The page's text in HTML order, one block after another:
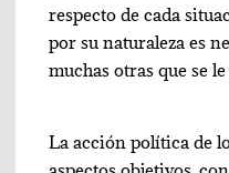
respecto de cada
por su naturaleza es
muchas otras que se
La acción política de